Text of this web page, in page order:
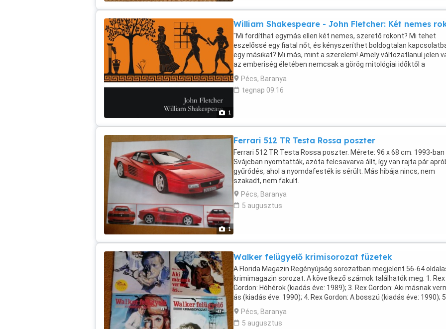
1
William Shakespeare - John Fletcher: Két nemes
"Mi fordíthat egymás ellen két nemes, szerető rokont? Mi tehet
eszelőssé egy fiatal nőt, és kényszeríthet boldogtalan
egy másikat? Mi más, mint a szerelem! Amely változatlanul jelen
az emberiség életében nemcsak a görög mitológiai időktől a
reneszánsz Angliáig, mint ezen darabban, hanem azóta is, egészen
modern világunkig. Szeretetről, különböző barátságokról és
szerelmekről, majdnem esküvőkről és majdnem párbajokról szól ez
érzelem mindent elsöprő, legrombolóbb, legpusztítóbb arcát, a tőle
megszokott drámaisággal, élénk szóképekkel és érdekes
karakterekkel." Puhatáblás Terjedelem: 160 oldal Méret: 15 x 21 cm
Személyesen átvehető Pécsett; budapesti átvétel is megoldható.
Szállítás postával: előreutalás után 950 Ft
Pécs, Baranya
tegnap 09:16
1
Ferrari 512 TR Testa Rossa poszter
Ferrari 512 TR Testa Rossa poszter. Mérete: 96 x 68 cm. 1993-ban
Svájcban nyomtatták, azóta felcsavarva állt, így van rajta pár
gyűrődés, ahol a nyomdafesték is sérült. Más hibája nincs, nem
szakadt, nem fakult.
Pécs, Baranya
5 augusztus
Walker felügyelő krimisorozat füzetek
A Florida Magazin Regényújság sorozatban megjelent 56-64
krimimagazin sorozat. A következő számok találhatók meg: 1. Rex
Gordon: Hóhérok (kiadás éve: 1989); 3. Rex Gordon: Aki másnak
ás (kiadás éve: 1990); 4. Rex Gordon: A bosszú (kiadás éve: 1990); 5.
James Roycroft: Gyilkosság osztályon felül (kiadás éve: 1990). A
füzetek mérete: 14 x 20 cm. Mindegyik kitűnő állapotban;
szakadás-, gyűrődés- és firkamentes. (Az ár a teljes kollekcióra
Pécs, Baranya
5 augusztus